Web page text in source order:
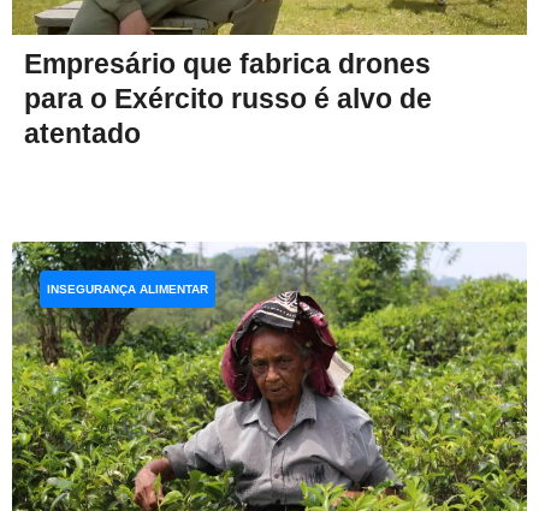
Empresário que fabrica drones
para o Exército russo é alvo de
atentado
INSEGURANÇA ALIMENTAR